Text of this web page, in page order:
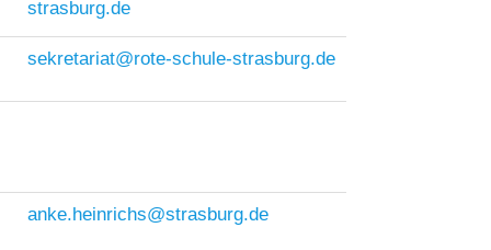
strasburg.de
sekretariat@rote-schule-strasburg.de
anke.heinrichs@strasburg.de